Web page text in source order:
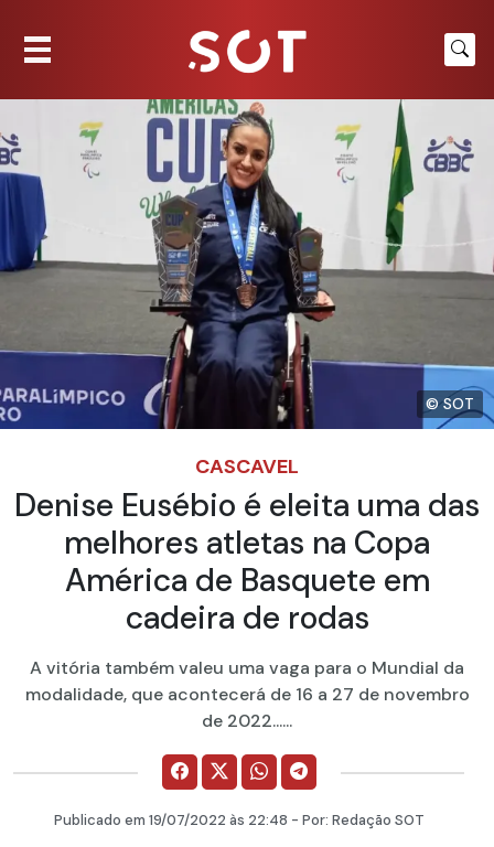
© SOT
CASCAVEL
Denise Eusébio é eleita uma das
melhores atletas na Copa
América de Basquete em
cadeira de rodas
A vitória também valeu uma vaga para o Mundial da
modalidade, que acontecerá de 16 a 27 de novembro
de 2022......
Publicado em 19/07/2022 às 22:48 - Por: Redação SOT